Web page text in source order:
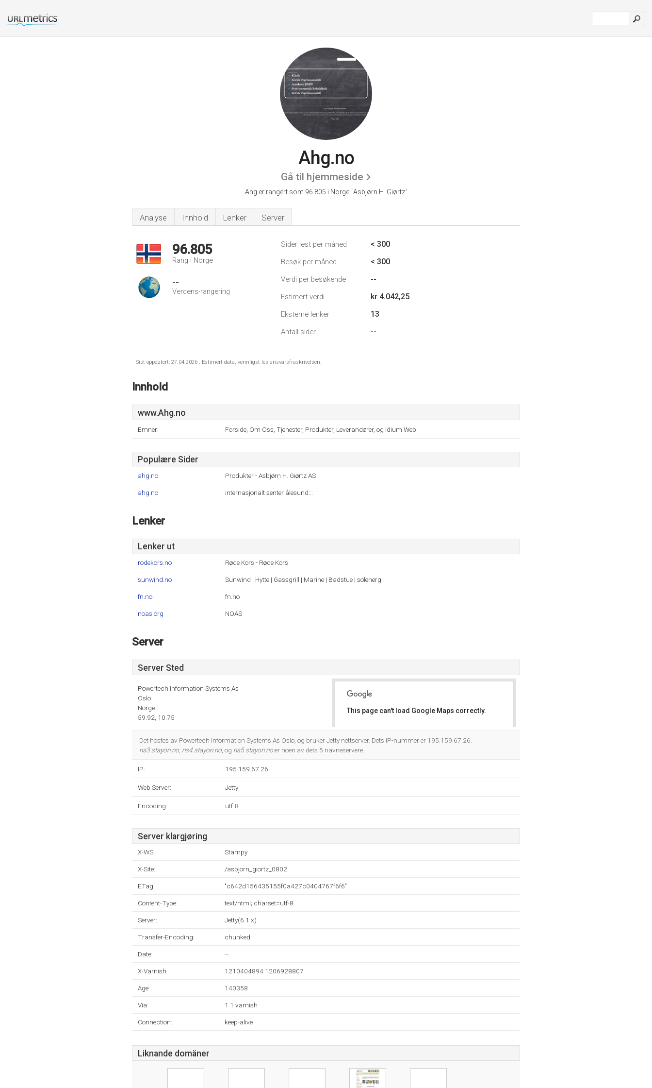
Ahg.no
Gå til hjemmeside
Ahg er rangert som 96.805 i Norge. 'Asbjørn H. Giørtz.'
Analyse Innhold Lenker Server
96.805
Rang i Norge
--
Verdens-rangering
Sider lest per måned < 300
Besøk per måned < 300
Verdi per besøkende --
Estimert verdi kr 4.042,25
Eksterne lenker 13
Antall sider --
Sist oppdatert: 27.04.2026 . Estimert data, vennligst les ansvarsfraskrivelsen.
Innhold
www.Ahg.no
Emner: Forside, Om Oss, Tjenester, Produkter, Leverandører, og Idium Web.
Populære Sider
ahg.no Produkter - Asbjørn H. Giørtz AS
ahg.no internasjonalt senter ålesund:::
Lenker
Lenker ut
rodekors.no Røde Kors - Røde Kors
sunwind.no Sunwind | Hytte | Gassgrill | Marine | Badstue | solenergi
fn.no fn.no
noas.org NOAS
Server
Server Sted
Powertech Information Systems As
Oslo
Norge
59.92, 10.75
This page can't load Google Maps correctly.
Det hostes av Powertech Information Systems As Oslo, og bruker Jetty nettserver. Dets IP-nummer er 195.159.67.26.
ns3.stayon.no ns4.stayon.no , og ns5.stayon.noer noen av dets 5 navneservere.
IP: 195.159.67.26
Web Server: Jetty
Encoding: utf-8
Server klargjøring
X-WS: Stampy
X-Site: /asbjorn_giortz_0802
ETag: "c642d156435155f0a427c0404767f6f6"
Content-Type: text/html; charset=utf-8
Server: Jetty(6.1.x)
Transfer-Encoding: chunked
Date: --
X-Varnish: 1210404894 1206928807
Age: 140358
Via: 1.1 varnish
Connection: keep-alive
Liknande domäner